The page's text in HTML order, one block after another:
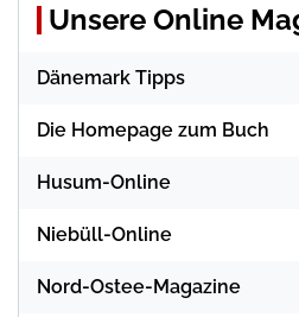
Unsere Online
Dänemark Tipps
Die Homepage zum Buch
Husum-Online
Niebüll-Online
Nord-Ostee-Magazine